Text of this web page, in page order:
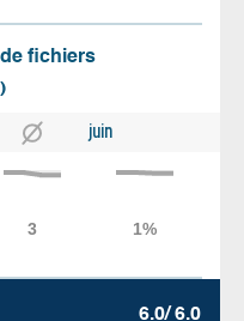
fichiers
juin
6.0/ 6.0